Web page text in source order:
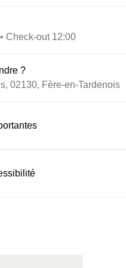
Check-out 12:00
?
02130, Fère-en-Tardenois